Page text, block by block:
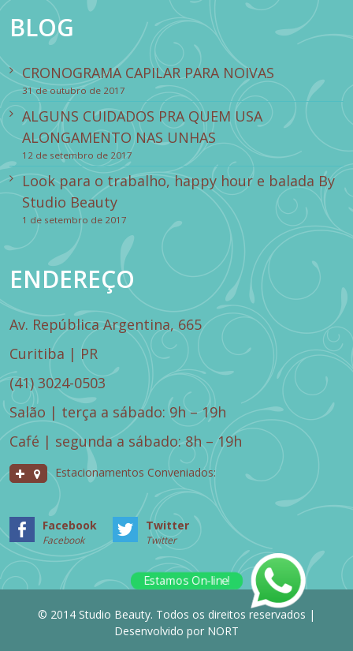
BLOG
CRONOGRAMA CAPILAR PARA NOIVAS
31 de outubro de 2017
ALGUNS CUIDADOS PRA QUEM USA
ALONGAMENTO NAS UNHAS
12 de setembro de 2017
Look para o trabalho, happy hour e balada By
Studio Beauty
1 de setembro de 2017
ENDEREÇO
Av. República Argentina, 665
Curitiba | PR
(41) 3024-0503
Salão | terça a sábado: 9h – 19h
Café | segunda a sábado: 8h – 19h
Estacionamentos Conveniados:
Facebook
Facebook
Twitter
Twitter
© 2014 Studio Beauty. Todos os direitos reservados |
Desenvolvido por NORT
Estamos On-line!